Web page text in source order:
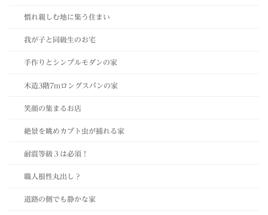
慣れ親しむ地に集う住まい
我が子と同級生のお宅
手作りとシンプルモダンの家
木造3階7mロングスパンの家
笑顔の集まるお店
絶景を眺めカブト虫が捕れる家
耐震等級３は必須！
職人根性丸出し？
道路の側でも静かな家